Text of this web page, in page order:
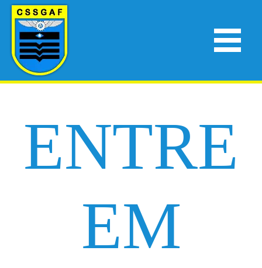
ENTRE
EM